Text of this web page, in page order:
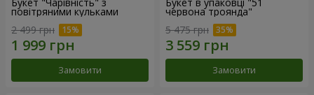
повітряними кульками
2 499 грн
Замовити
червона троянда"
5 475 грн
Замовити